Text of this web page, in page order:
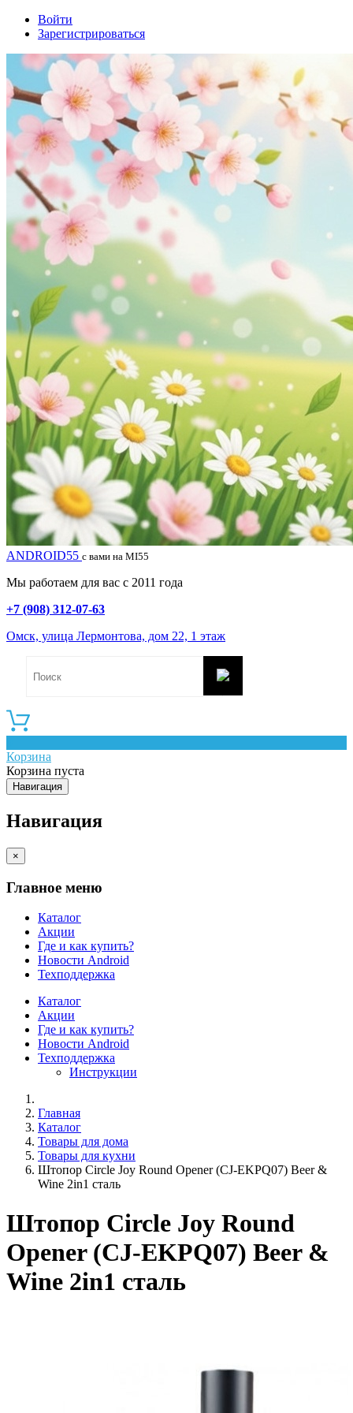
Войти
Зарегистрироваться
ANDROID55 с вами на MI55
Мы работаем для вас с 2011 года
+7 (908) 312-07-63
Омск, улица Лермонтова, дом 22, 1 этаж
Корзина
Корзина пуста
Навигация
Навигация
×
Главное меню
Каталог
Акции
Где и как купить?
Новости Android
Техподдержка
Каталог
Акции
Где и как купить?
Новости Android
Техподдержка
Инструкции
Главная
Каталог
Товары для дома
Товары для кухни
Штопор Circle Joy Round Opener (CJ-EKPQ07) Beer &
Wine 2in1 сталь
Штопор Circle Joy Round
Opener (CJ-EKPQ07) Beer &
Wine 2in1 сталь